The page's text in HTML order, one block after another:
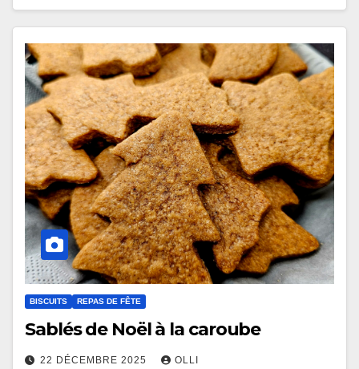
BISCUITS REPAS DE FÊTE
Sablés de Noël à la caroube
22 DÉCEMBRE 2025 OLLI